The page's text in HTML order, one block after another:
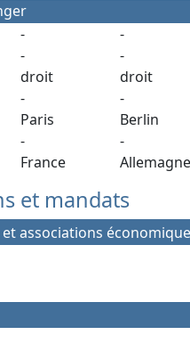
-
-
droit
-
Paris
-
France
-
-
droit
-
Berlin
-
Allemagne
et mandats
associations